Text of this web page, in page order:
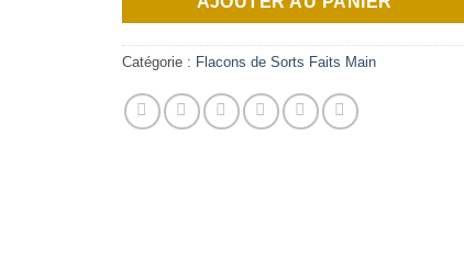
Catégorie : Flacons de Sorts Faits Main